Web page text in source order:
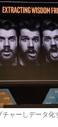
チャーしデータ